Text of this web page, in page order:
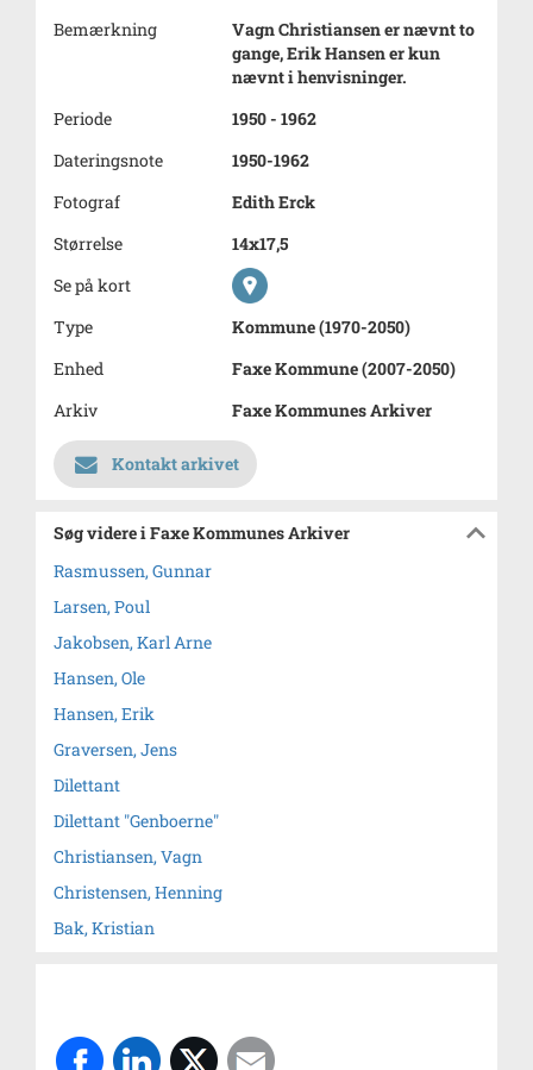
Bemærkning
Vagn Christiansen er nævnt to
gange, Erik Hansen er kun
nævnt i henvisninger.
Periode
1950 - 1962
Dateringsnote
1950-1962
Fotograf
Edith Erck
Størrelse
14x17,5
Se på kort
Type
Kommune (1970-2050)
Enhed
Faxe Kommune (2007-2050)
Arkiv
Faxe Kommunes Arkiver
Kontakt arkivet
Søg videre i Faxe Kommunes Arkiver
Rasmussen, Gunnar
Larsen, Poul
Jakobsen, Karl Arne
Hansen, Ole
Hansen, Erik
Graversen, Jens
Dilettant
Dilettant "Genboerne"
Christiansen, Vagn
Christensen, Henning
Bak, Kristian